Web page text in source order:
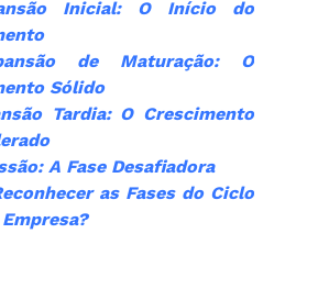
Inicial: O Início do
de Maturação: O
Sólido
Tardia: O Crescimento
A Fase Desafiadora
as Fases do Ciclo